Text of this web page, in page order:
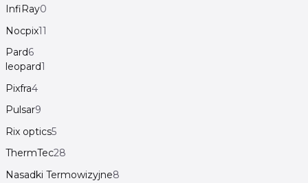
InfiRay0
Nocpix11
Pard6
leopard1
Pixfra4
Pulsar9
Rix optics5
ThermTec28
Nasadki Termowizyjne8